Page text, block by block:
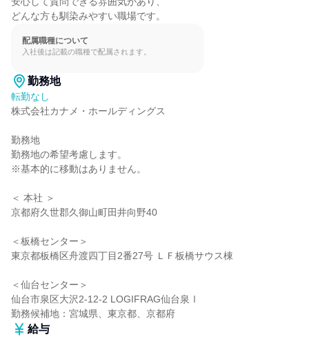
どんな方も馴染みやすい職場です。
配属職種について
入社後は記載の職種で配属されます。
勤務地
転勤なし
株式会社カナメ・ホールディングス
勤務地
勤務地の希望考慮します。
※基本的に移動はありません。
＜ 本社 ＞
京都府久世郡久御山町田井向野40
＜板橋センター＞
東京都板橋区舟渡四丁目2番27号 ＬＦ板橋サウス棟
＜仙台センター＞
仙台市泉区大沢2-12-2 LOGIFRAG仙台泉Ⅰ
勤務候補地：宮城県、東京都、京都府
給与